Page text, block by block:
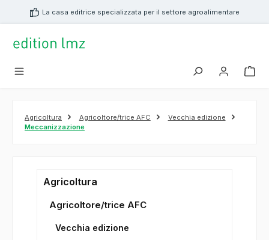
principaleLa casa editrice specializzata per il settore agroalimentare
Agricoltura Agricoltore/trice AFC
Vecchia edizione
Meccanizzazione
Agricoltura
Agricoltore/trice AFC
Vecchia edizione